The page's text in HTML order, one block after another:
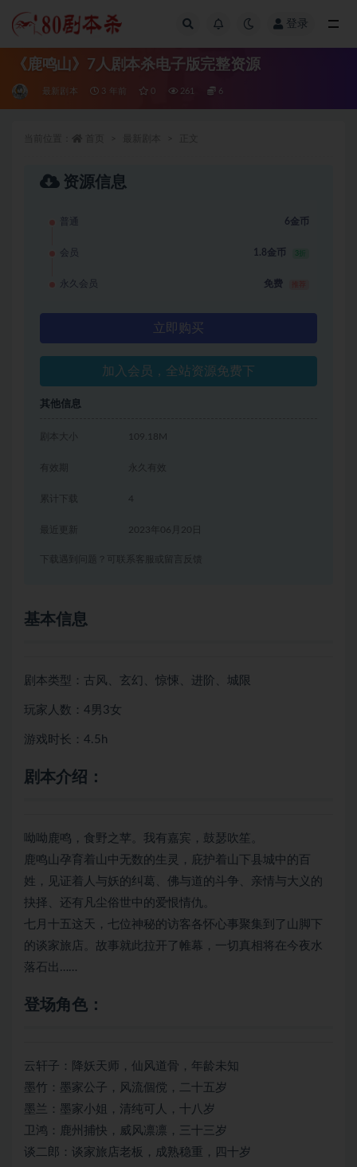
登录
《鹿鸣山》7人剧本杀电子版完整资源
最新剧本 3 年前 0 261 6
资源信息
普通 6金币
会员 1.8金币 3折
永久会员 免费
立即购买
加入会员，全站资源免费下
其他信息
剧本大小 109.18M
有效期 永久有效
累计下载 4
2023年06月20日
下载遇到问题？可联系客服或留言反馈
基本信息
剧本类型：古风、玄幻、惊悚、进阶、城限
玩家人数：4男3女
游戏时长：4.5h
剧本介绍：
呦呦鹿鸣，食野之苹。我有嘉宾，鼓瑟吹笙。
鹿鸣山孕育着山中无数的生灵，庇护着山下县城中的百
姓，见证着人与妖的纠葛、佛与道的斗争、亲情与大义的
抉择、还有凡尘俗世中的爱恨情仇。
七月十五这天，七位神秘的访客各怀心事聚集到了山脚下
的谈家旅店。故事就此拉开了帷幕，一切真相将在今夜水
落石出……
登场角色：
云轩子：降妖天师，仙风道骨，年龄未知
墨竹：墨家公子，风流個傥，二十五岁
墨兰：墨家小姐，清纯可人，十八岁
卫鸿：鹿州捕快，威风凛凛，三十三岁
谈二郎：谈家旅店老板，成熟稳重，四十岁